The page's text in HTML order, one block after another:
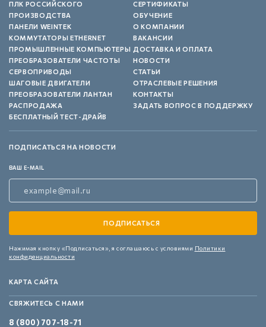
ПЛК РОССИЙСКОГО
ПРОИЗВОДСТВА
ПАНЕЛИ WEINTEK
КОММУТАТОРЫ ETHERNET
ПРОМЫШЛЕННЫЕ КОМПЬЮТЕРЫ
ПРЕОБРАЗОВАТЕЛИ ЧАСТОТЫ
СЕРВОПРИВОДЫ
ШАГОВЫЕ ДВИГАТЕЛИ
ПРЕОБРАЗОВАТЕЛИ ЛАНТАН
РАСПРОДАЖА
БЕСПЛАТНЫЙ ТЕСТ-ДРАЙВ
СЕРТИФИКАТЫ
ОБУЧЕНИЕ
О КОМПАНИИ
ВАКАНСИИ
ДОСТАВКА И ОПЛАТА
НОВОСТИ
СТАТЬИ
ОТРАСЛЕВЫЕ РЕШЕНИЯ
КОНТАКТЫ
ЗАДАТЬ ВОПРОС В ПОДДЕРЖКУ
ПОДПИСАТЬСЯ НА НОВОСТИ
ВАШ E-MAIL
Нажимая кнопку «Подписаться», я соглашаюсь с условиями Политики
конфиденциальности
КАРТА САЙТА
СВЯЖИТЕСЬ С НАМИ
8 (800) 707-18-71